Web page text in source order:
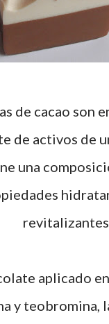
de cacao son
de activos de
una
aplicado
y teobromina,